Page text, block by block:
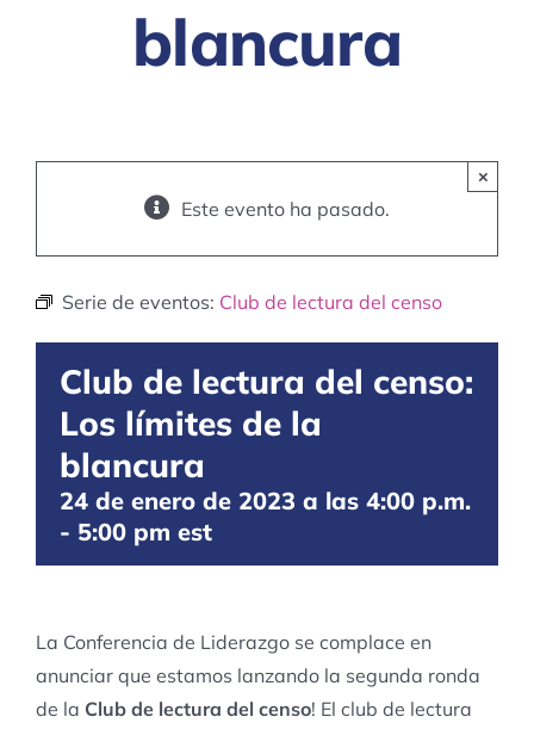
blancura
Este evento ha pasado.
×
Serie de eventos: Club de lectura del censo
Club de lectura del censo:
Los límites de la
blancura
24 de enero de 2023 a las 4:00 p.m.
- 5:00 pm est
La Conferencia de Liderazgo se complace en
anunciar que estamos lanzando la segunda ronda
de la Club de lectura del censo! El club de lectura